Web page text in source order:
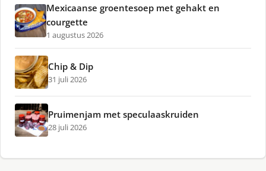
Mexicaanse groentesoep met gehakt en
courgette
1 augustus 2026
Chip & Dip
31 juli 2026
Pruimenjam met speculaaskruiden
28 juli 2026